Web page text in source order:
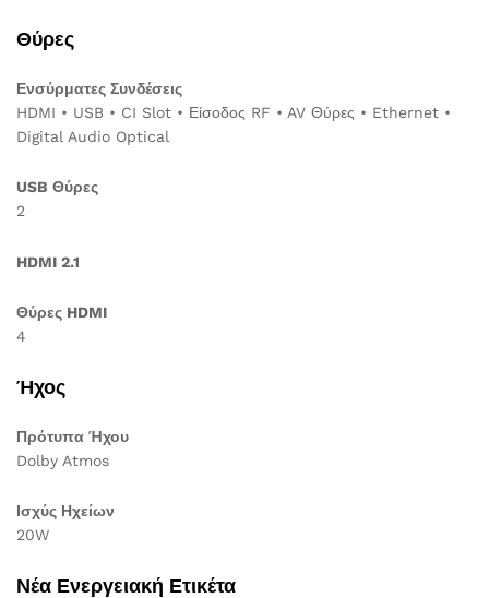
Θύρες
Ενσύρματες Συνδέσεις
HDMI • USB • CI Slot • Είσοδος RF • AV Θύρες • Ethernet •
Digital Audio Optical
USB Θύρες
2
HDMI 2.1
Θύρες HDMI
4
Ήχος
Πρότυπα Ήχου
Dolby Atmos
Ισχύς Ηχείων
20W
Νέα Ενεργειακή Ετικέτα